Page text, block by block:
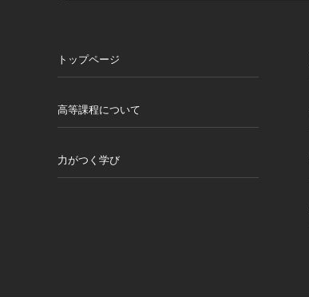
トップページ
高等課程について
力がつく学び